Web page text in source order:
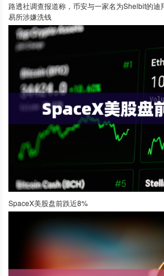
路透社调查报道称，币安与一家名为Shelbit的迪
易所涉嫌洗钱
SpaceX美股盘前跌近8%